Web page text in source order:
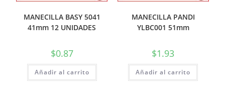
MANECILLA BASY 5041
41mm 12 UNIDADES
$0.87
Añadir al carrito
MANECILLA PANDI
YLBC001 51mm
$1.93
Añadir al carrito